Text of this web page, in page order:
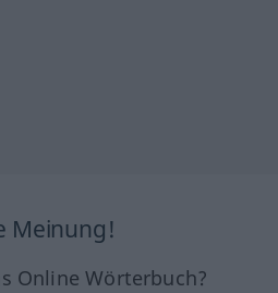
Meinung!
Online Wörterbuch?